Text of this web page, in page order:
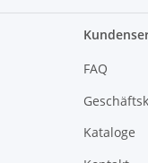
FAQ
Kataloge